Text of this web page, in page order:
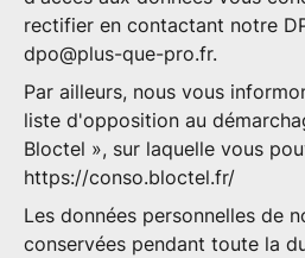
rectifier en contactant notre
dpo@plus-que-pro.fr.
Par ailleurs, nous vous
liste d'opposition au
Bloctel », sur laquelle vous
https://conso.bloctel.fr/
Les données personnelles de
conservées pendant toute la